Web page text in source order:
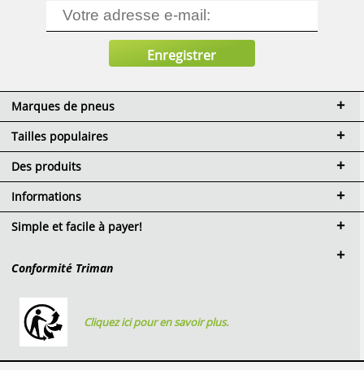
Marques de pneus
Tailles populaires
Des produits
Informations
Simple et facile à payer!
Conformité Triman
Cliquez ici pour en savoir plus.